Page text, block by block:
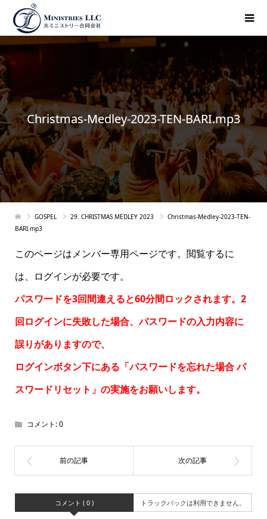
Christmas-Medley-2023-TEN-BARI.mp3
GOSPEL 29. CHRISTMAS MEDLEY 2023
Christmas-Medley-2023-TEN-
BARI.mp3
このページはメンバー専用ページです。閲覧するに
は、ログインが必要です。
パスワードを3回間違えると60分間ロックされます。2
回ログインに失敗した場合、パスワードの入力内容に
誤りがありますので、
ログインボタン下にある「パスワードを忘れた場合パ
スワードリセット 」の実施をお願いします。
コメント:0
コメント ( 0 ) トラックバックは利用できません。